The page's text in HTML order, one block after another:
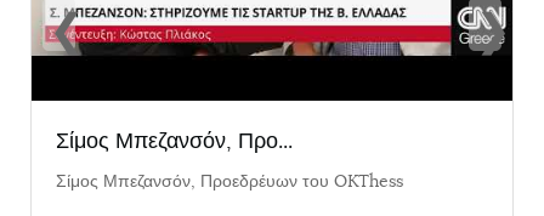
Σίμος Μπεζανσόν, Προ...
Σίμος Μπεζανσόν, Προεδρέυων του OKThess
❮ ❯